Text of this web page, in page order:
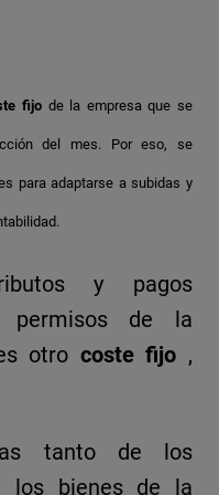
fijo de la empresa que se
del mes. Por eso, se
para adaptarse a subidas y
y pagos
permisos de la
otro coste fijo ,
tanto de los
los bienes de la